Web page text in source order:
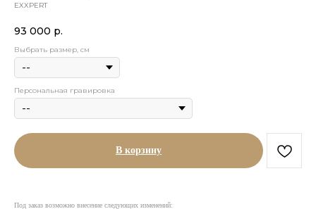
EXXPERT
93 000 р.
Выбрать размер, см
Персональная гравировка
В корзину
Под заказ возможно внесение следующих изменений: